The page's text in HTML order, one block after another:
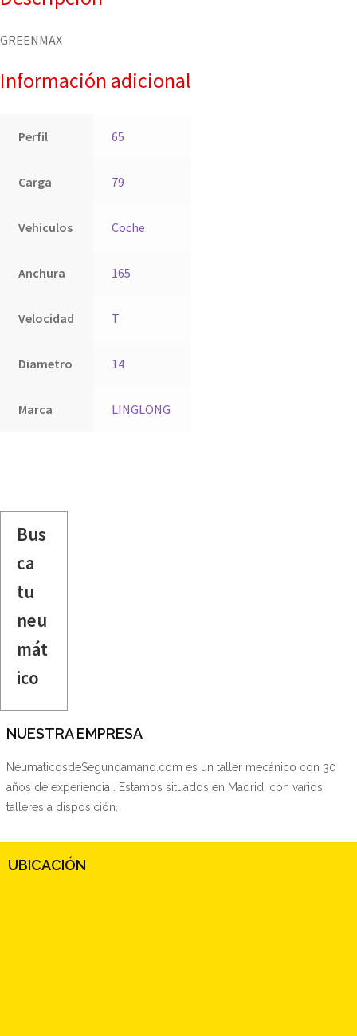
GREENMAX
Información adicional
Perfil 65
Carga 79
Vehiculos Coche
Anchura 165
Velocidad T
Diametro 14
Marca LINGLONG
Bus
ca
tu
neu
mát
ico
NUESTRA EMPRESA
NeumaticosdeSegundamano.com es un taller mecánico con 30
años de experiencia . Estamos situados en Madrid, con varios
talleres a disposición.
UBICACIÓN